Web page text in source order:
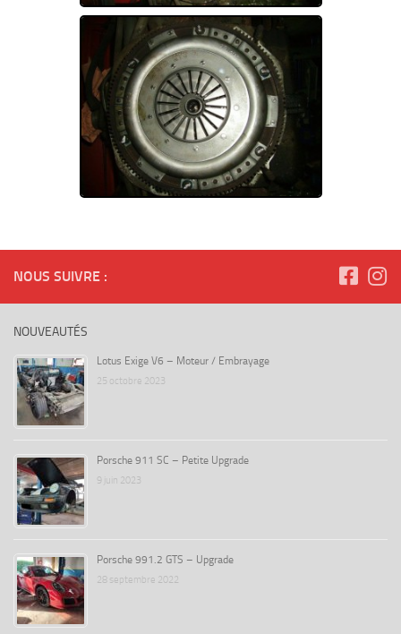
NOUS SUIVRE :
NOUVEAUTÉS
Lotus Exige V6 – Moteur / Embrayage
25 octobre 2023
Porsche 911 SC – Petite Upgrade
9 juin 2023
Porsche 991.2 GTS – Upgrade
28 septembre 2022